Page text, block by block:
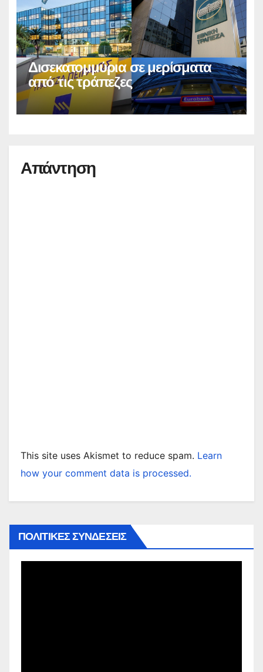
Δισεκατομμύρια σε μερίσματα
από τις τράπεζες
Απάντηση
This site uses Akismet to reduce spam. Learn
how your comment data is processed.
ΠΟΛΙΤΙΚΕΣ ΣΥΝΔΕΣΕΙΣ